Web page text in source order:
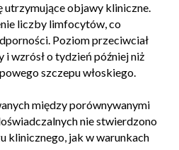
utrzymujące objawy kliniczne.
liczby limfocytów, co
Poziom przeciwciał
i wzrósł o tydzień później niż
szczepu włoskiego.
między porównywanymi
nie stwierdzono
klinicznego, jak w warunkach